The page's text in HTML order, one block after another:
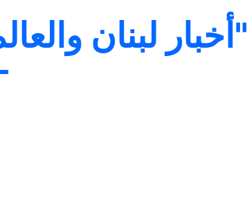
"أخبار لبنان